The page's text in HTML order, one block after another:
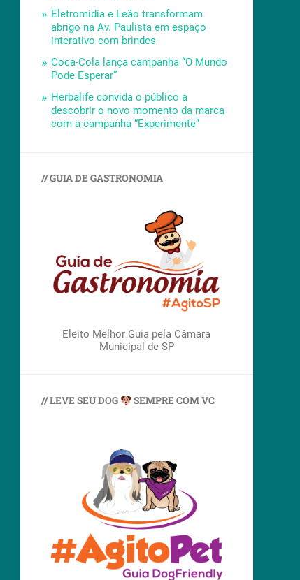
Eletromidia e Leão transformam
abrigo na Av. Paulista em espaço
interativo com brindes
Coca-Cola lança campanha “O Mundo
Pode Esperar”
Herbalife convida o público a
descobrir o novo momento da marca
com a campanha “Experimente”
// GUIA DE GASTRONOMIA
Eleito Melhor Guia pela Câmara
Municipal de SP
// LEVE SEU DOG SEMPRE COM VC